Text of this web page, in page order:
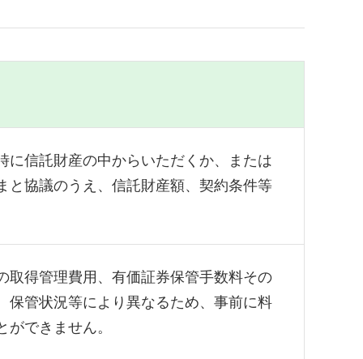
に信託財産の中からいただくか、または
と協議のうえ、信託財産額、契約条件等
取得管理費用、有価証券保管手数料その
保管状況等により異なるため、事前に料
できません。